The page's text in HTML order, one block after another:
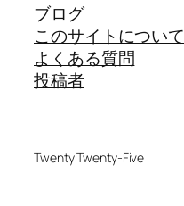
ブログ
このサイトについて
よくある質問
投稿者
Twenty Twenty-Five